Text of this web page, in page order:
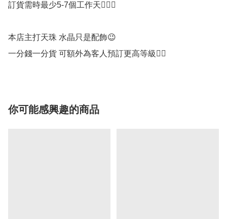
訂貨需時最少5-7個工作天🙇🏻‍♀️
本店主打天珠 水晶只是配飾😉
一分錢一分貨 可額外為客人預訂更高等級👌🏻
你可能感興趣的商品